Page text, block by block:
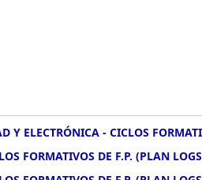
Y ELECTRÓNICA - CICLOS
FORMATIVOS DE F.P. (PLAN